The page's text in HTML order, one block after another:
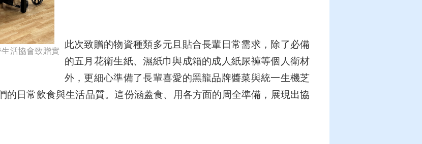
活協會致贈實
此次致贈的物資種類多元且貼合長輩日常需求，除了必備
的五月花衛生紙、濕紙巾與成箱的成人紙尿褲等個人衛材
外，更細心準備了長輩喜愛的黑龍品牌醬菜與統一生機芝
的日常飲食與生活品質。這份涵蓋食、用各方面的周全準備，展現出協